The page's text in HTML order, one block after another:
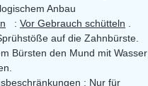
Anbau
: Vor Gebrauch schütteln
auf die Zahnbürste.
Bürsten den Mund mit Wasser
: Nur für